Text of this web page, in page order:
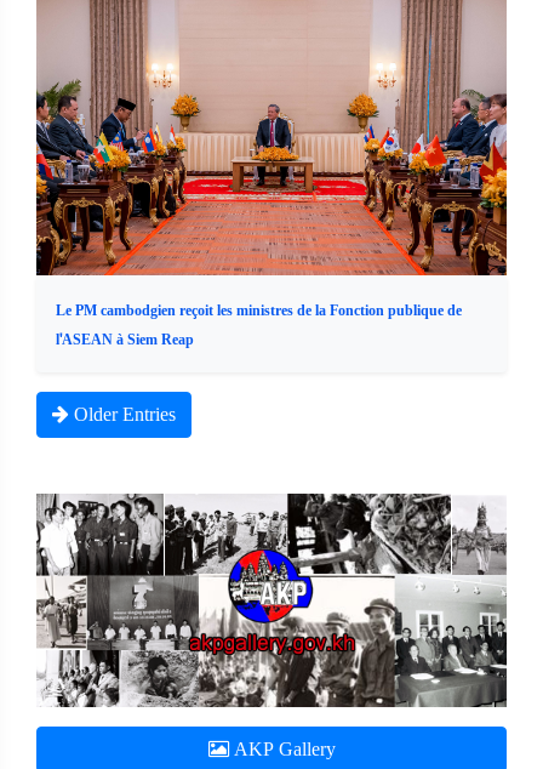
Le PM cambodgien reçoit les ministres de la Fonction publique de
l'ASEAN à Siem Reap
Older Entries
AKP Gallery